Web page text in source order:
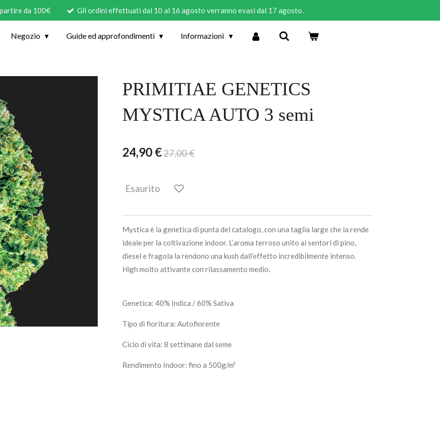
da 100€ Gli ordini effettuati dal 10 al 16 agosto verranno evasi dal 17 agosto.
Negozio Guide ed approfondimenti Informazioni
PRIMITIAE GENETICS
MYSTICA AUTO 3 semi
24,90 €27,00 €
Esaurito
Mystica è la genetica di punta del catalogo, con una taglia large che la rende
ideale per la coltivazione indoor. L’aroma terroso unito ai sentori di pino,
diesel e fragola la rendono una kush dall’effetto incredibilmente intenso.
High molto attivante con rilassamento medio.
Genetica: 40% Indica / 60% Sativa
Tipo di fioritura: Autofiorente
Ciclo di vita: 8 settimane dal seme
Rendimento Indoor: fino a 500g/m²